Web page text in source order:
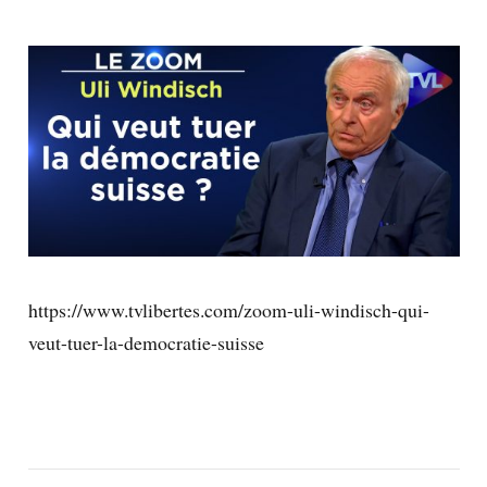
https://www.tvlibertes.com/zoom-uli-windisch-qui-
veut-tuer-la-democratie-suisse